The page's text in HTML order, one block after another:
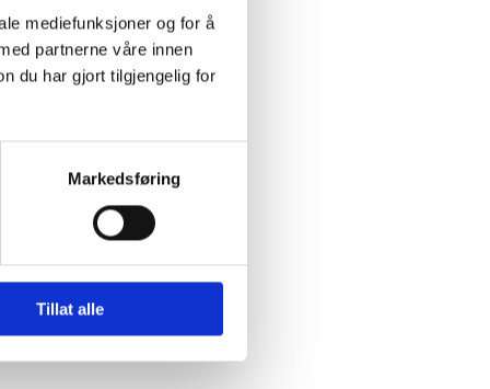
mediefunksjoner og for å
partnerne våre innen
du har gjort tilgjengelig for
Markedsføring
Tillat alle